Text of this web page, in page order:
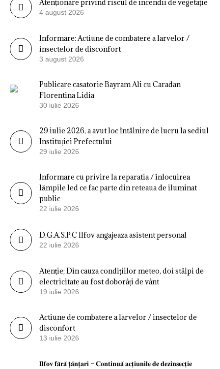
Atenționare privind riscul de incendii de vegetație
4 august 2026
Informare: Actiune de combatere a larvelor /
insectelor de disconfort
3 august 2026
Publicare casatorie Bayram Ali cu Caradan
Florentina Lidia
30 iulie 2026
29 iulie 2026, a avut loc întâlnire de lucru la sediul
Instituției Prefectului
29 iulie 2026
Informare cu privire la reparatia / înlocuirea
lămpile led ce fac parte din reteaua de iluminat
public
22 iulie 2026
D.G.A.S.P.C Ilfov angajeaza asistent personal
22 iulie 2026
Atenție; Din cauza condițiilor meteo, doi stâlpi de
electricitate au fost doborâți de vânt
19 iulie 2026
Actiune de combatere a larvelor / insectelor de
disconfort
13 iulie 2026
𝐈𝐥𝐟𝐨𝐯 𝐟𝐚̆𝐫𝐚̆ 𝐭̦𝐚̂𝐧𝐭̦𝐚𝐫𝐢 – 𝐂𝐨𝐧𝐭𝐢𝐧𝐮𝐚̆ 𝐚𝐜𝐭̦𝐢𝐮𝐧𝐢𝐥𝐞 𝐝𝐞 𝐝𝐞𝐳𝐢𝐧𝐬𝐞𝐜𝐭̦𝐢𝐞